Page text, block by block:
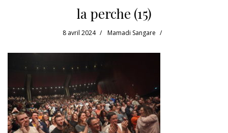
la perche (15)
8 avril 2024 Mamadi Sangare